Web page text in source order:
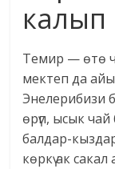
калып
Темир — өтө
мектеп да
Энелерибизи
өрүп, ысык
балдар-
көркү ак